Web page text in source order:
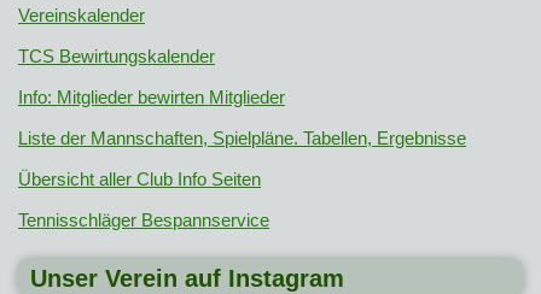
Vereinskalender
TCS Bewirtungskalender
Info: Mitglieder bewirten Mitglieder
Liste der Mannschaften, Spielpläne. Tabellen, Ergebnisse
Übersicht aller Club Info Seiten
Tennisschläger Bespannservice
Unser Verein auf Instagram